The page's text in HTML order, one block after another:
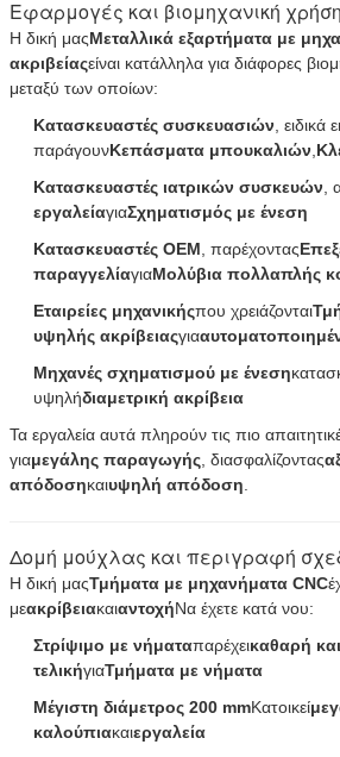
Εφαρμογές και βιομηχανική χρήση
Η δική μαςΜεταλλικά εξαρτήματα με
ακριβείαςείναι κατάλληλα για διάφορες
μεταξύ των οποίων:
Κατασκευαστές συσκευασιών , ειδικά
παράγουνΚεπάσματα μπουκαλιών
Κατασκευαστές ιατρικών συσκευών ,
εργαλείαγιαΣχηματισμός με ένεση
Κατασκευαστές OEM , παρέχοντας
παραγγελίαγιαΜολύβια πολλαπλής
Εταιρείες μηχανικήςπου χρειάζονται
υψηλής ακρίβειαςγια
Μηχανές σχηματισμού με ένεση
υψηλήδιαμετρική ακρίβεια
Τα εργαλεία αυτά πληρούν τις πιο
γιαμεγάλης παραγωγής , διασφαλίζοντας
απόδοσηκαιυψηλή απόδοση
Δομή μούχλας και περιγραφή
Η δική μαςΤμήματα με μηχανήματα CNC
μεακρίβειακαιαντοχήΝα έχετε κατά νου:
Στρίψιμο με νήματαπαρέχεικαθαρή
τελικήγιαΤμήματα με νήματα
Μέγιστη διάμετρος 200 mmΚατοικεί
καλούπιακαιεργαλεία